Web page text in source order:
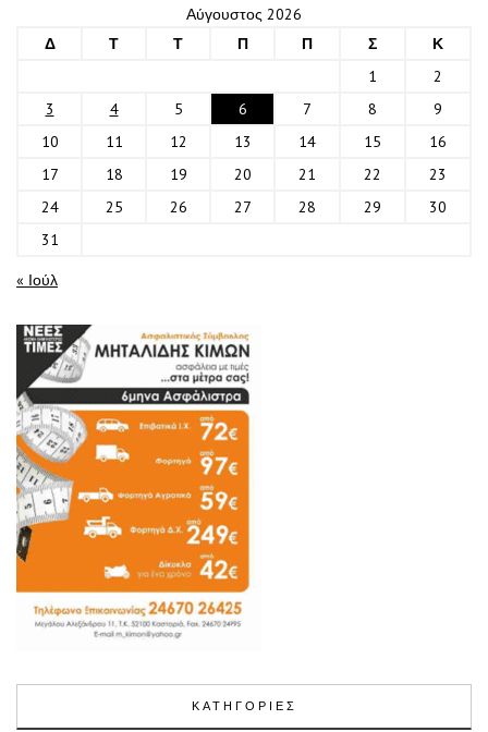
Αύγουστος 2026
Δ
Τ Τ Π Π Σ
Κ
1
2
3
4 5 6 7 8
9
10
11 12 13 14 15
16
17
18 19 20 21 22
23
24
25 26 27 28 29
30
31
« Ιούλ
ΚΑΤΗΓΟΡΙΕΣ